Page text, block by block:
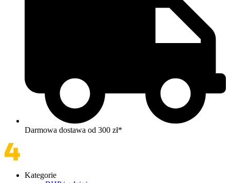
Darmowa dostawa od 300 zł*
Kategorie